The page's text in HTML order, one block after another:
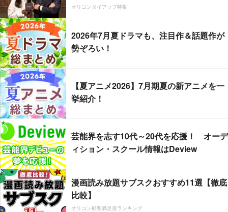
オリコンタイアップ特集
2026年7月夏ドラマも、注目作＆話題作が
勢ぞろい！
【夏アニメ2026】7月期夏の新アニメを一
挙紹介！
芸能界を志す10代～20代を応援！ オーデ
ィション・スクール情報はDeview
漫画読み放題サブスクおすすめ11選【徹底
比較】
オリコン顧客満足度ランキング